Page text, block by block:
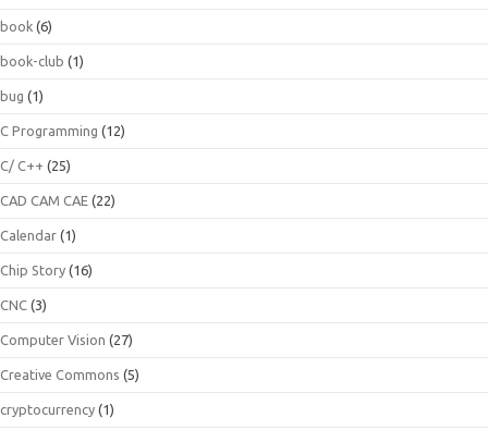
book (6)
book-club (1)
bug (1)
C Programming (12)
C/ C++ (25)
CAD CAM CAE (22)
Calendar (1)
Chip Story (16)
CNC (3)
Computer Vision (27)
Creative Commons (5)
cryptocurrency (1)